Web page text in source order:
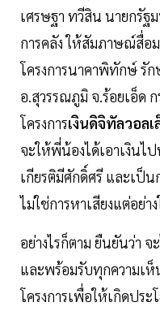
เศรษฐา ทวีสิน นายกรัฐ
การคลัง ให้สัมภาษณ์สื่อ
โครงการนาคาพิทักษ์ รั
อ.สุวรรณภูมิ จ.ร้อยเอ็ด
โครงการเงินดิจิทัลวอล
จะให้พี่น้องได้เอาเงิน
เกียรติมีศักดิ์ศรี และเป็น
ไม่ใช่การหาเสียงแต่อย่าง
อย่างไรก็ตาม ยืนยันว่า จ
และพร้อมรับทุกความเ
โครงการเพื่อให้เกิดปร